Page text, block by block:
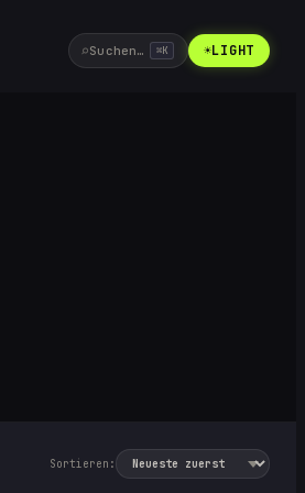
⌕Suchen… ⌘K ☀LIGHT
Sortieren: